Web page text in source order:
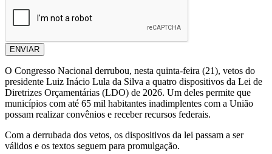
ENVIAR
O Congresso Nacional derrubou, nesta quinta-feira (21), vetos do
presidente Luiz Inácio Lula da Silva a quatro dispositivos da Lei de
Diretrizes Orçamentárias (LDO) de 2026. Um deles permite que
municípios com até 65 mil habitantes inadimplentes com a União
possam realizar convênios e receber recursos federais.
Com a derrubada dos vetos, os dispositivos da lei passam a ser
válidos e os textos seguem para promulgação.